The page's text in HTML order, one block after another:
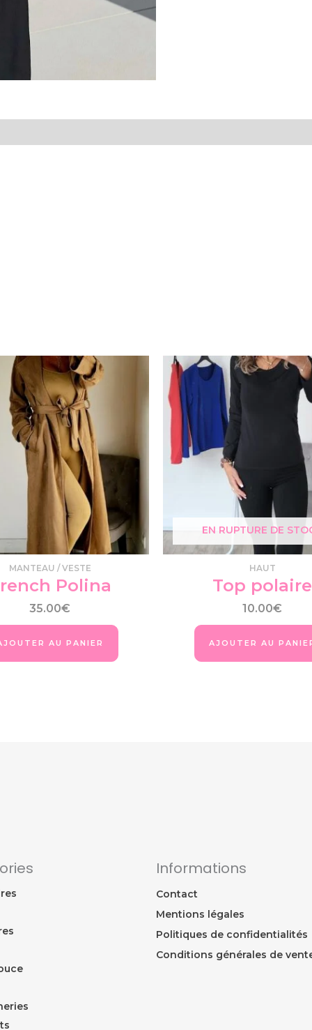
MANTEAU / VESTE
Polina
35.00€
AU PANIER
EN RUPTURE DE
HAUT
Top polaire
10.00€
AJOUTER AU
Informations
Contact
Mentions légales
Politiques de confidentialités
Conditions générales de